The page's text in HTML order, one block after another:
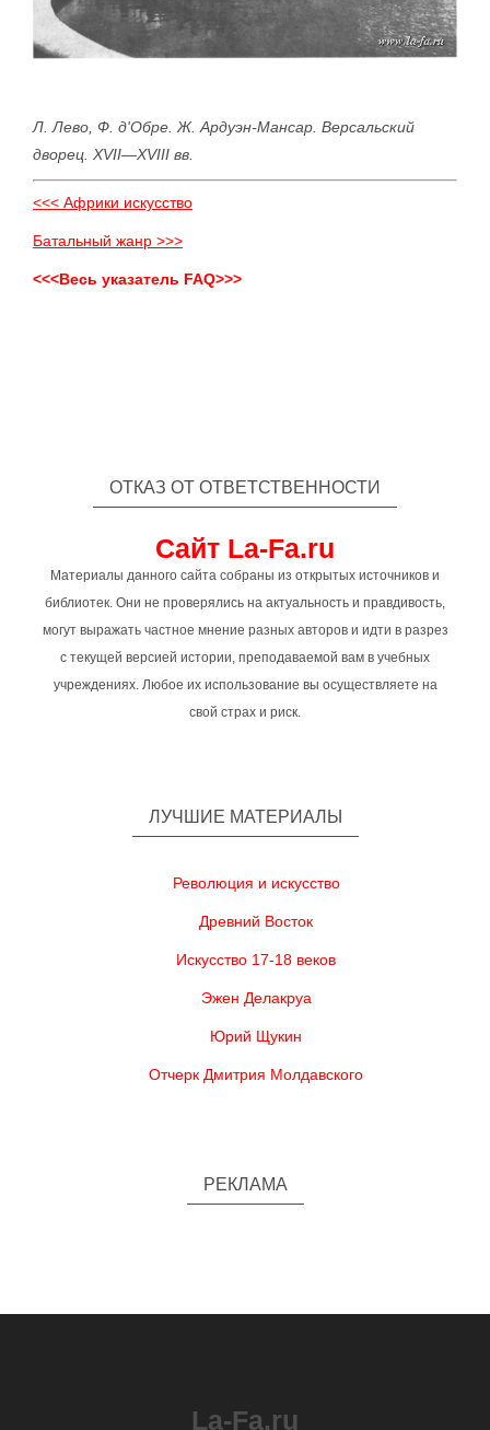
Л. Лево, Ф. д'Обре. Ж. Ардуэн-Мансар. Версальский
дворец. XVII—XVIII вв.
<<< Африки искусство
Батальный жанр >>>
<<<Весь указатель FAQ>>>
ОТКАЗ ОТ ОТВЕТСТВЕННОСТИ
Сайт La-Fa.ru
Материалы данного сайта собраны из открытых источников и
библиотек. Они не проверялись на актуальность и правдивость,
могут выражать частное мнение разных авторов и идти в разрез
с текущей версией истории, преподаваемой вам в учебных
учреждениях. Любое их использование вы осуществляете на
свой страх и риск.
ЛУЧШИЕ МАТЕРИАЛЫ
Революция и искусство
Древний Восток
Искусство 17-18 веков
Эжен Делакруа
Юрий Щукин
Отчерк Дмитрия Молдавского
РЕКЛАМА
La-Fa.ru